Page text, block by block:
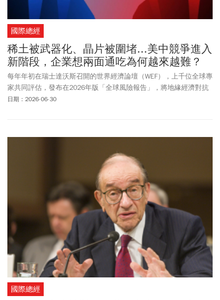
國際總經
稀土被武器化、晶片被圍堵...美中競爭進入
新階段，企業想兩面通吃為何越來越難？
每年年初在瑞士達沃斯召開的世界經濟論壇（WEF），上千位全球專
家共同評估，發布在2026年版「全球風險報告」，將地緣經濟對抗
列為全球首要單一風險，較前一年躍升八位，超越國際武裝衝突、
日期：2026-06-30
國際總經